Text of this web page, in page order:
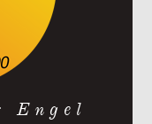
Engel